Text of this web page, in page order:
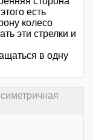
есть
колесо
эти стрелки и
в одну